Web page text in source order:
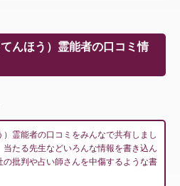
んほう）霊能者の口コミ情
霊能者の口コミをみんなで共有しまし
たる先生などいろんな情報を書き込ん
批判や占い師さんを中傷するような書